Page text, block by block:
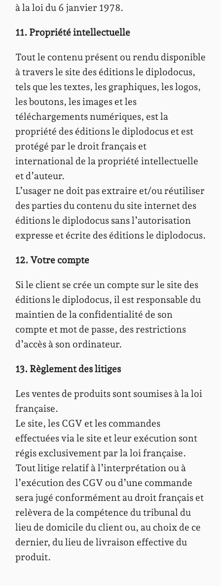
à la loi du 6 janvier 1978.
11. Propriété intellectuelle
Tout le contenu présent ou rendu disponible
à travers le site des éditions le diplodocus,
tels que les textes, les graphiques, les logos,
les boutons, les images et les
téléchargements numériques, est la
propriété des éditions le diplodocus et est
protégé par le droit français et
international de la propriété intellectuelle
et d’auteur.
L’usager ne doit pas extraire et/ou réutiliser
des parties du contenu du site internet des
éditions le diplodocus sans l’autorisation
expresse et écrite des éditions le diplodocus.
12. Votre compte
Si le client se crée un compte sur le site des
éditions le diplodocus, il est responsable du
maintien de la confidentialité de son
compte et mot de passe, des restrictions
d’accès à son ordinateur.
13. Règlement des litiges
Les ventes de produits sont soumises à la loi
française.
Le site, les CGV et les commandes
effectuées via le site et leur exécution sont
régis exclusivement par la loi française.
Tout litige relatif à l’interprétation ou à
l’exécution des CGV ou d’une commande
sera jugé conformément au droit français et
relèvera de la compétence du tribunal du
lieu de domicile du client ou, au choix de ce
dernier, du lieu de livraison effective du
produit.